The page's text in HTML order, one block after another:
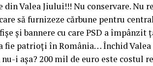
Valea Jiului!!! Nu conservare. Nu
să furnizeze cărbune pentru
și bannere cu care PSD a
fie patrioți în România… Închid
i așa? 200 mil de euro este